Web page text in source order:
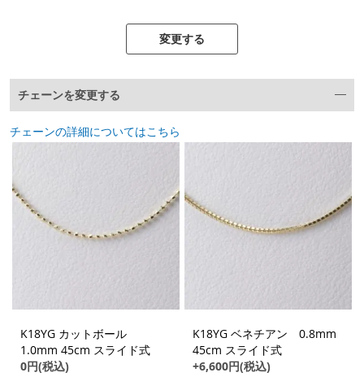
変更する
チェーンを変更する
チェーンの詳細についてはこちら
K18YG カットボール
1.0mm 45cm スライド式
0円(税込)
K18YG ベネチアン 0.8mm
45cm スライド式
+6,600円(税込)